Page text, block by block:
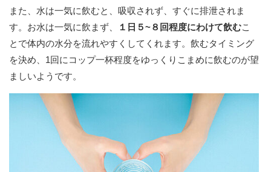
また、水は一気に飲むと、吸収されず、すぐに排泄されま
す。お水は一気に飲まず、
１日５~８回程度にわけて飲むこ
とで体内の水分を流れやすくしてくれます。飲むタイミング
を決め、1回にコップ一杯程度をゆっくりこまめに飲むのが望
ましいようです。